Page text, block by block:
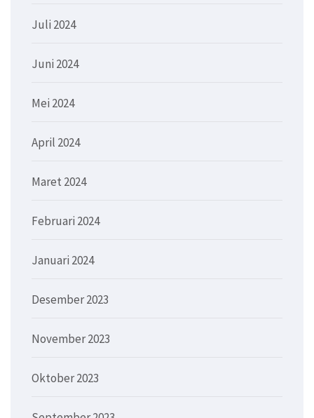
Juli 2024
Juni 2024
Mei 2024
April 2024
Maret 2024
Februari 2024
Januari 2024
Desember 2023
November 2023
Oktober 2023